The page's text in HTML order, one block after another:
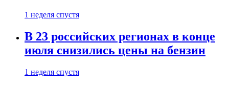
1 неделя спустя
В 23 российских регионах в конце
июля снизились цены на бензин
1 неделя спустя